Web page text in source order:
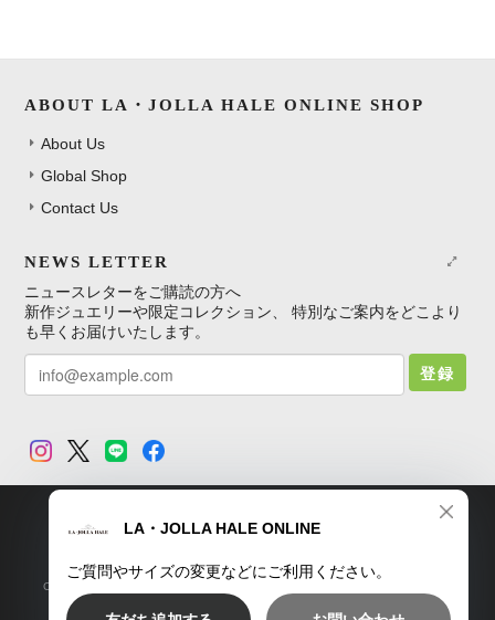
ABOUT LA・JOLLA HALE ONLINE SHOP
About Us
Global Shop
Contact Us
NEWS LETTER
ニュースレターをご購読の方へ
新作ジュエリーや限定コレクション、 特別なご案内をどこより
も早くお届けいたします。
登録
TOP プライバシーポリシー 特定商取引法に基づく表記
Copyright © LA・JOLLA HALE ONLINE SHOP. All Rights Reserved.